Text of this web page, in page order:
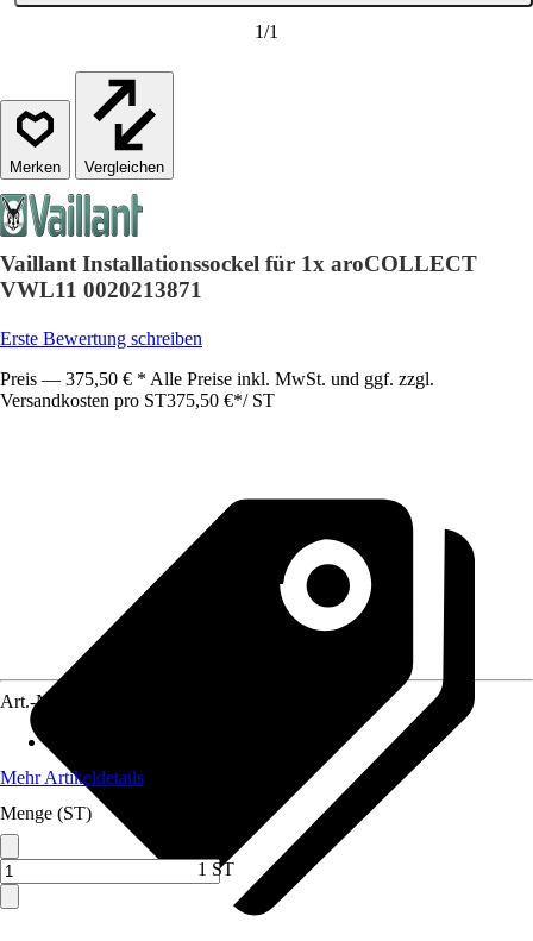
1/1
Vergleichen
Vaillant Installationssockel für 1x aroCOLLECT
VWL11 0020213871
Erste Bewertung schreiben
Preis — 375,50 € * Alle Preise inkl. MwSt. und ggf. zzgl.
Versandkosten pro ST375,50 €*/ ST
Art.-Nr.
Mehr Artikeldetails
Menge (ST)
1 ST